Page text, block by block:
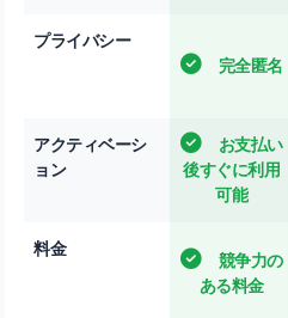
プライバシー
完全匿名
アクティベーシ
ョン
お支払い
後すぐに利用
可能
料金
競争力の
ある料金